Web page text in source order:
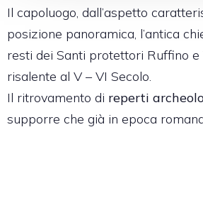
Il capoluogo, dall’aspetto
posizione panoramica, l’antica
resti dei Santi protettori Ruffino e
risalente al V – VI Secolo.
Il ritrovamento di reperti
supporre che già in epoca